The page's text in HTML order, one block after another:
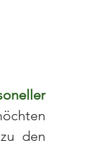
den